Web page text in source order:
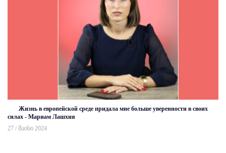
Жизнь в европейской среде придала мне больше уверенности в своих
силах - Мариам Лашхия
27 / მაისი 2024